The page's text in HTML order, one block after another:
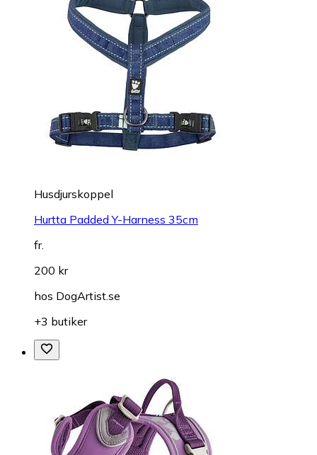
Husdjurskoppel
Hurtta Padded Y-Harness 35cm
fr.
200 kr
hos DogArtist.se
+3 butiker